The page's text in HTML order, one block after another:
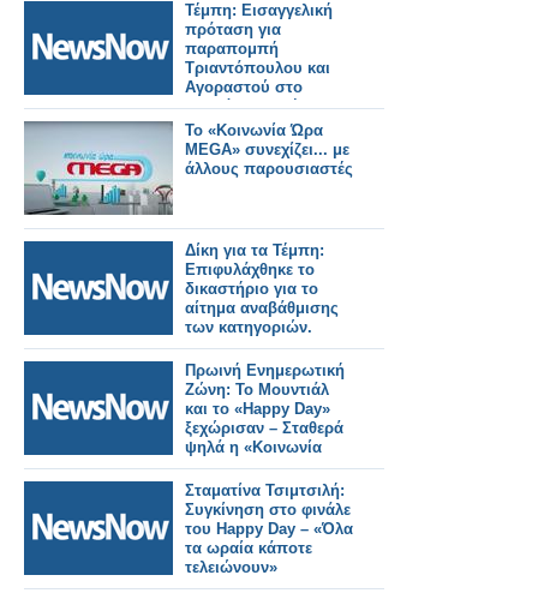
Τέμπη: Εισαγγελική
πρόταση για
παραπομπή
Τριαντόπουλου και
Αγοραστού στο
Ειδικό Δικαστήριο.
Το «Κοινωνία Ώρα
MEGA» συνεχίζει... με
άλλους παρουσιαστές
Δίκη για τα Τέμπη:
Επιφυλάχθηκε το
δικαστήριο για το
αίτημα αναβάθμισης
των κατηγοριών.
Πρωινή Ενημερωτική
Ζώνη: Το Μουντιάλ
και το «Happy Day»
ξεχώρισαν – Σταθερά
ψηλά η «Κοινωνία
Ώρα Mega»
Σταματίνα Τσιμτσιλή:
Συγκίνηση στο φινάλε
του Happy Day – «Όλα
τα ωραία κάποτε
τελειώνουν»